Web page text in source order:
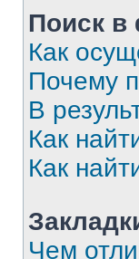
Поиск в
Как
Почему
В
Как
Как
Чем